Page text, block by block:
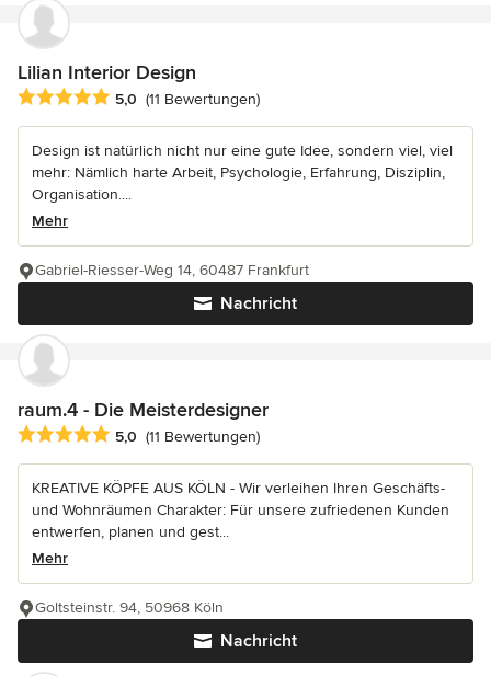
Lilian Interior Design
Durchschnittliche Bewertung: 5 von 5 Sternen
5,0 (11 Bewertungen)
Design ist natürlich nicht nur eine gute Idee, sondern viel, viel
mehr: Nämlich harte Arbeit, Psychologie, Erfahrung, Disziplin,
Organisation....
Mehr
Nachricht
Gabriel-Riesser-Weg 14, 60487 Frankfurt
raum.4 - Die Meisterdesigner
Durchschnittliche Bewertung: 5 von 5 Sternen
5,0 (11 Bewertungen)
KREATIVE KÖPFE AUS KÖLN - Wir verleihen Ihren Geschäfts-
und Wohnräumen Charakter: Für unsere zufriedenen Kunden
entwerfen, planen und gest...
Mehr
Nachricht
Goltsteinstr. 94, 50968 Köln